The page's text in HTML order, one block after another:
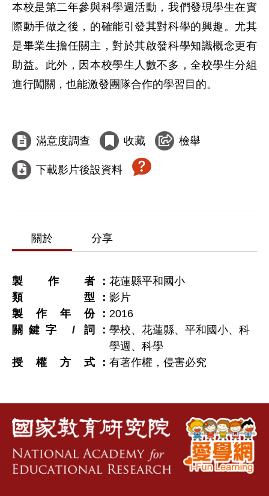
本校是第二年參與科學週活動，我們發現學生在實
際動手做之後，的確能引發其對科學的興趣。尤其
是畢業生擔任關主，對於其啟發科學知識概念更有
助益。此外，因本校學生人數不多，全校學生分組
進行闖關，也能激發團隊合作的學習目的。
滿意度調查 收藏 檢舉
下載影片後設資料
關於 分享
製作者
花蓮縣平和國小
類型
影片
製作年份
2016
關鍵字 / 詞
學校、花蓮縣、平和國小、科
學週、科學
授權方式
有著作權，侵害必究